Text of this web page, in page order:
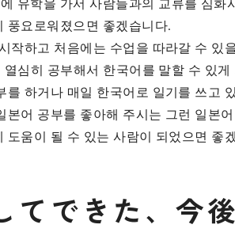
풍요로워졌으면 좋겠습니다.
작하고 처음에는 수업을 따라갈 수
심히 공부해서 한국어를 말할 수 있
하거나 매일 한국어로 일기를 쓰고
어 공부를 좋아해 주시는 그런 일본
움이 될 수 있는 사람이 되었으면 좋
て でき た、今後